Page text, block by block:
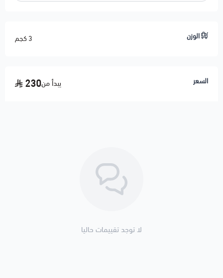
الوزن 3 كجم
السعر يبدأ من230
لا توجد تقييمات حاليا